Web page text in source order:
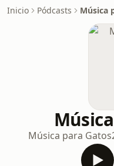
Inicio Pódcasts Música
Música para Gatos